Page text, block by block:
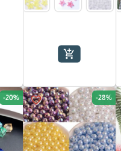
add_shopping_cart
favorite_border -28%
-20%